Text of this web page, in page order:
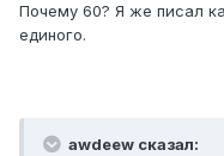
Почему 60? Я же писал
единого.
awdeew сказал: